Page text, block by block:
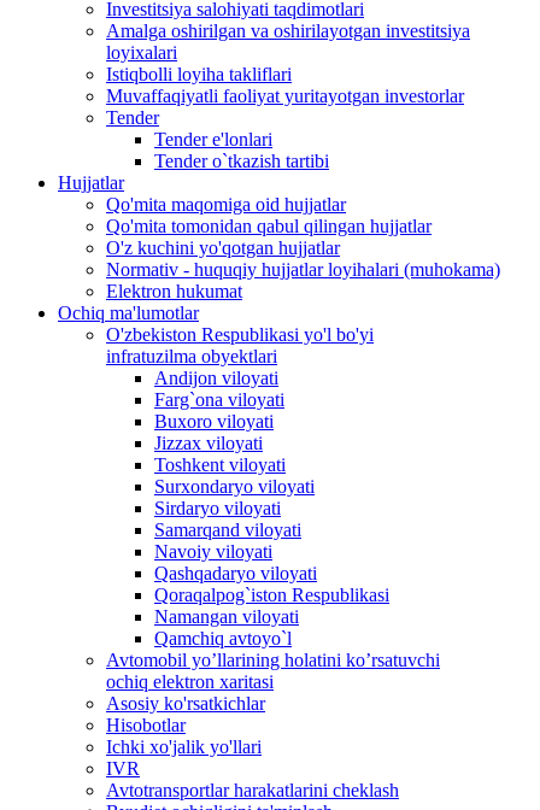
Investitsiya salohiyati taqdimotlari
Аmalga oshirilgan va oshirilayotgan investitsiya
loyixalari
Istiqbolli loyiha takliflari
Muvaffaqiyatli faoliyat yuritayotgan investorlar
Tender
Tender e'lonlari
Tender o`tkazish tartibi
Hujjatlar
Qo'mita maqomiga oid hujjatlar
Qo'mita tomonidan qabul qilingan hujjatlar
O'z kuchini yo'qotgan hujjatlar
Normativ - huquqiy hujjatlar loyihalari (muhokama)
Elektron hukumat
Ochiq ma'lumotlar
O'zbekiston Respublikasi yo'l bo'yi
infratuzilma obyektlari
Andijon viloyati
Farg`ona viloyati
Buxoro viloyati
Jizzax viloyati
Toshkent viloyati
Surxondaryo viloyati
Sirdaryo viloyati
Samarqand viloyati
Navoiy viloyati
Qashqadaryo viloyati
Qoraqalpog`iston Respublikasi
Namangan viloyati
Qamchiq avtoyo`l
Avtomobil yo’llarining holatini ko’rsatuvchi
ochiq elektron xaritasi
Asosiy ko'rsatkichlar
Hisobotlar
Ichki xo'jalik yo'llari
IVR
Avtotransportlar harakatlarini cheklash